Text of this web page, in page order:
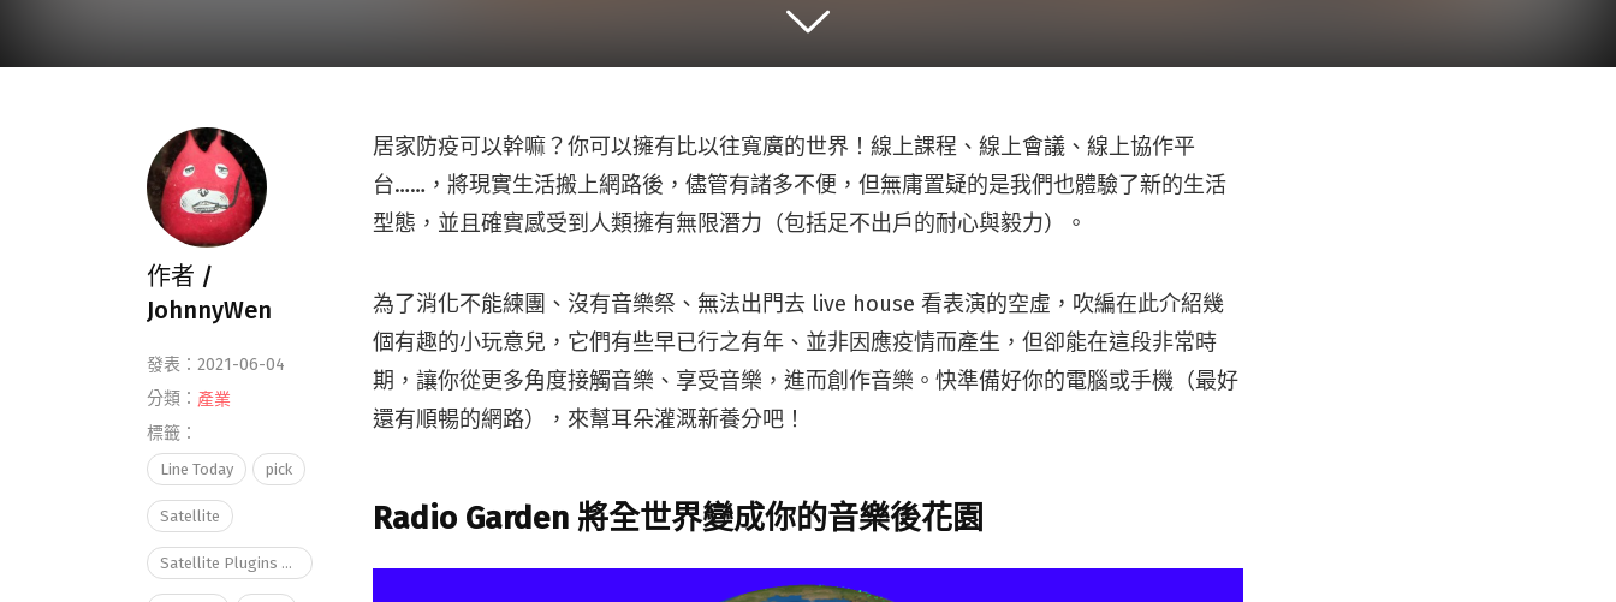
居家防疫可以幹嘛？你可以擁有比以往寬廣的世界！線上課程、線上會議、線上協作平
台……，將現實生活搬上網路後，儘管有諸多不便，但無庸置疑的是我們也體驗了新的生活
型態，並且確實感受到人類擁有無限潛力（包括足不出戶的耐心與毅力）。
為了消化不能練團、沒有音樂祭、無法出門去 live house 看表演的空虛，吹編在此介紹幾
個有趣的小玩意兒，它們有些早已行之有年、並非因應疫情而產生，但卻能在這段非常時
期，讓你從更多角度接觸音樂、享受音樂，進而創作音樂。快準備好你的電腦或手機（最好
還有順暢的網路），來幫耳朵灌溉新養分吧！
Radio Garden 將全世界變成你的音樂後花園
作者 /
JohnnyWen
發表：2021-06-04
分類： 產業
標籤：
Line Today pick
Satellite
Satellite Plugins 2.0